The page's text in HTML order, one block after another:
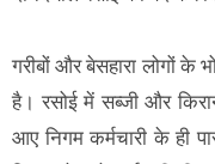
गरीबों और बेसहारा लोगों के
है। रसोई में सब्जी और
आए निगम कर्मचारी के ही